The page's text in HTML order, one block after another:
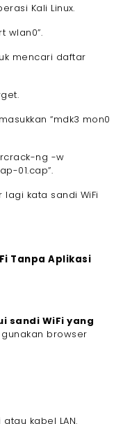
Kali Linux.
wlan0”.
mencari daftar
“mdk3 mon0
ng -w
01.cap”.
kata sandi WiFi
Tanpa Aplikasi
sandi WiFi yang
gunakan browser
kabel LAN.